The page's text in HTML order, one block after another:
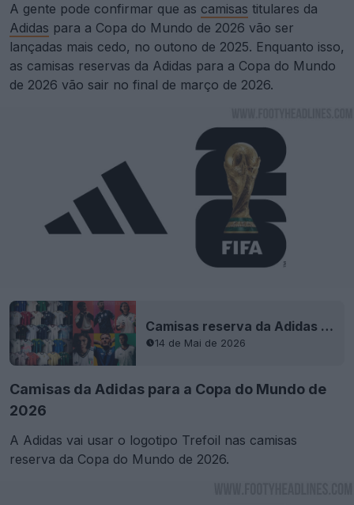
A gente pode confirmar que as camisas titulares da
Adidas para a Copa do Mundo de 2026 vão ser
lançadas mais cedo, no outono de 2025. Enquanto isso,
as camisas reservas da Adidas para a Copa do Mundo
de 2026 vão sair no final de março de 2026.
Camisas reserva da Adidas para o Mundial de 2026 lançadas - Logótipo Trefoil
14 de Mai de 2026
Camisas da Adidas para a Copa do Mundo de
2026
A Adidas vai usar o logotipo Trefoil nas camisas
reserva da Copa do Mundo de 2026.